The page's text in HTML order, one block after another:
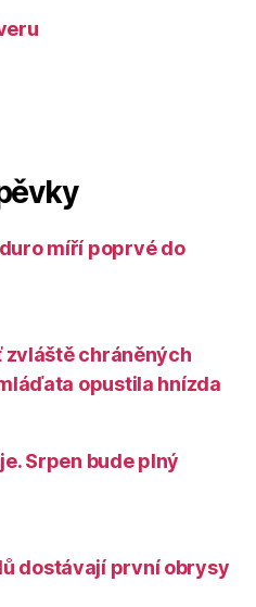
míří poprvé do
zvláště chráněných
opustila hnízda
Srpen bude plný
dostávají první obrysy